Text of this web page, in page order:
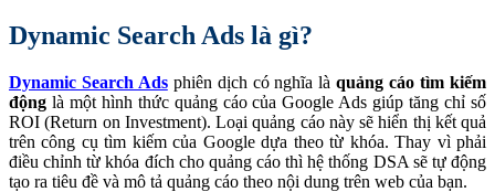
Dynamic Search Ads là gì?
Dynamic Search Adsphiên dịch có nghĩa làquảng cáo tìm kiếm
động là một hình thức quảng cáo của Google Ads giúp tăng chỉ số
ROI (Return on Investment). Loại quảng cáo này sẽ hiển thị kết quả
trên công cụ tìm kiếm của Google dựa theo từ khóa. Thay vì phải
điều chỉnh từ khóa đích cho quảng cáo thì hệ thống DSA sẽ tự động
tạo ra tiêu đề và mô tả quảng cáo theo nội dung trên web của bạn.